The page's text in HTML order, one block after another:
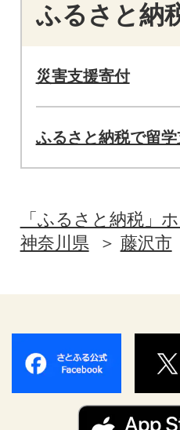
ふるさと納
災害支援寄付
ふるさと納税で留学
「ふるさと納税」
神奈川県
藤沢市